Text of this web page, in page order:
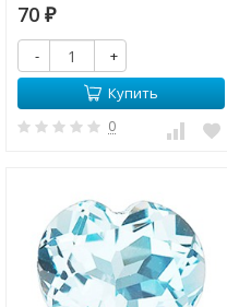
70 ₽
-
+
Купить
0